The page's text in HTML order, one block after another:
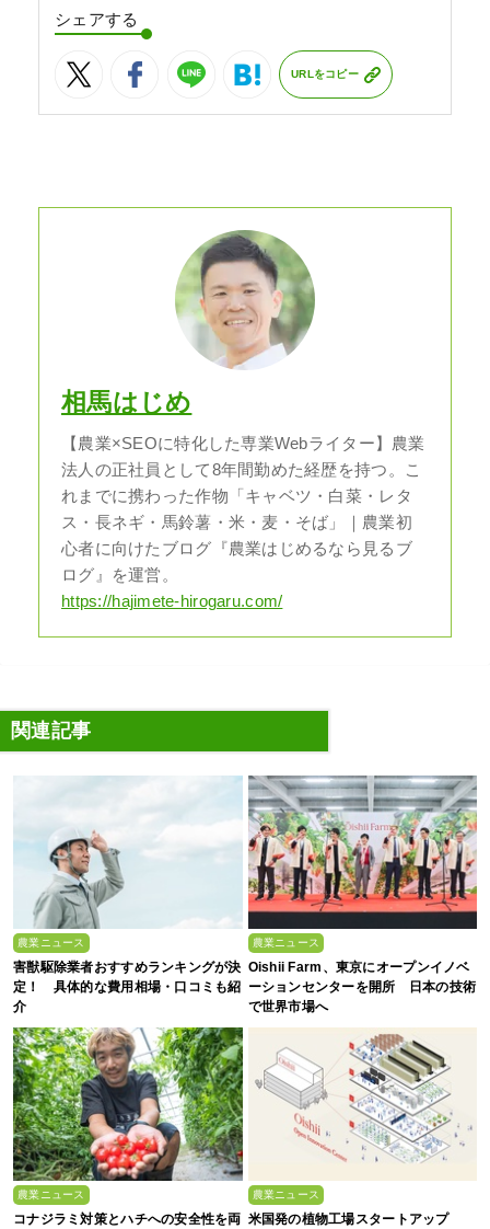
シェアする
URLをコピー
相馬はじめ
【農業×SEOに特化した専業Webライター】農業
法人の正社員として8年間勤めた経歴を持つ。こ
れまでに携わった作物「キャベツ・白菜・レタ
ス・長ネギ・馬鈴薯・米・麦・そば」｜農業初
心者に向けたブログ『農業はじめるなら見るブ
ログ』を運営。
https://hajimete-hirogaru.com/
関連記事
農業ニュース
害獣駆除業者おすすめランキングが決
定！ 具体的な費用相場・口コミも紹
介
農業ニュース
Oishii Farm、東京にオープンイノベ
ーションセンターを開所 日本の技術
で世界市場へ
農業ニュース
コナジラミ対策とハチへの安全性を両
農業ニュース
米国発の植物工場スタートアップ